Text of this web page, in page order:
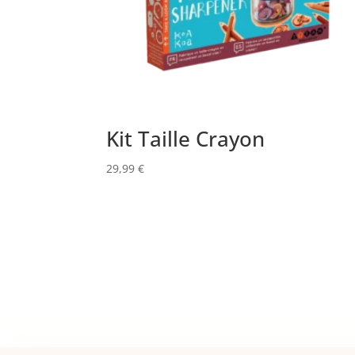
Kit Taille Crayon
29,99€